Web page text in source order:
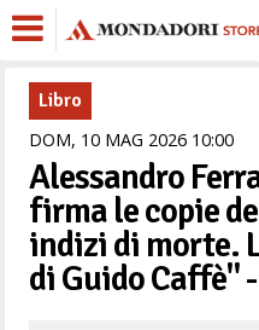
Libro
DOM, 10 MAG 2026 1000
Alessandro
firma le copie
indizi di morte.
di Guido Caffè"